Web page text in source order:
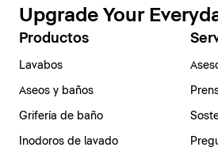
Upgrade Your
Productos
Lavabos
Aseos y baños
Grifería de baño
Inodoros de lavado